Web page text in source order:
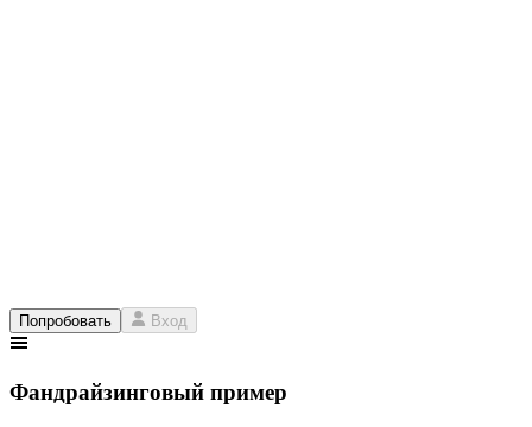
Попробовать Вход
Фандрайзинговый пример